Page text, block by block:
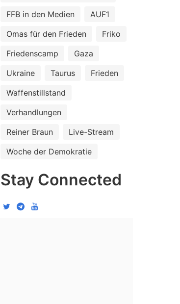
FFB in den Medien
AUF1
Omas für den Frieden
Friko
Friedenscamp
Gaza
Ukraine
Taurus
Frieden
Waffenstillstand
Verhandlungen
Reiner Braun
Live-Stream
Woche der Demokratie
Stay Connected